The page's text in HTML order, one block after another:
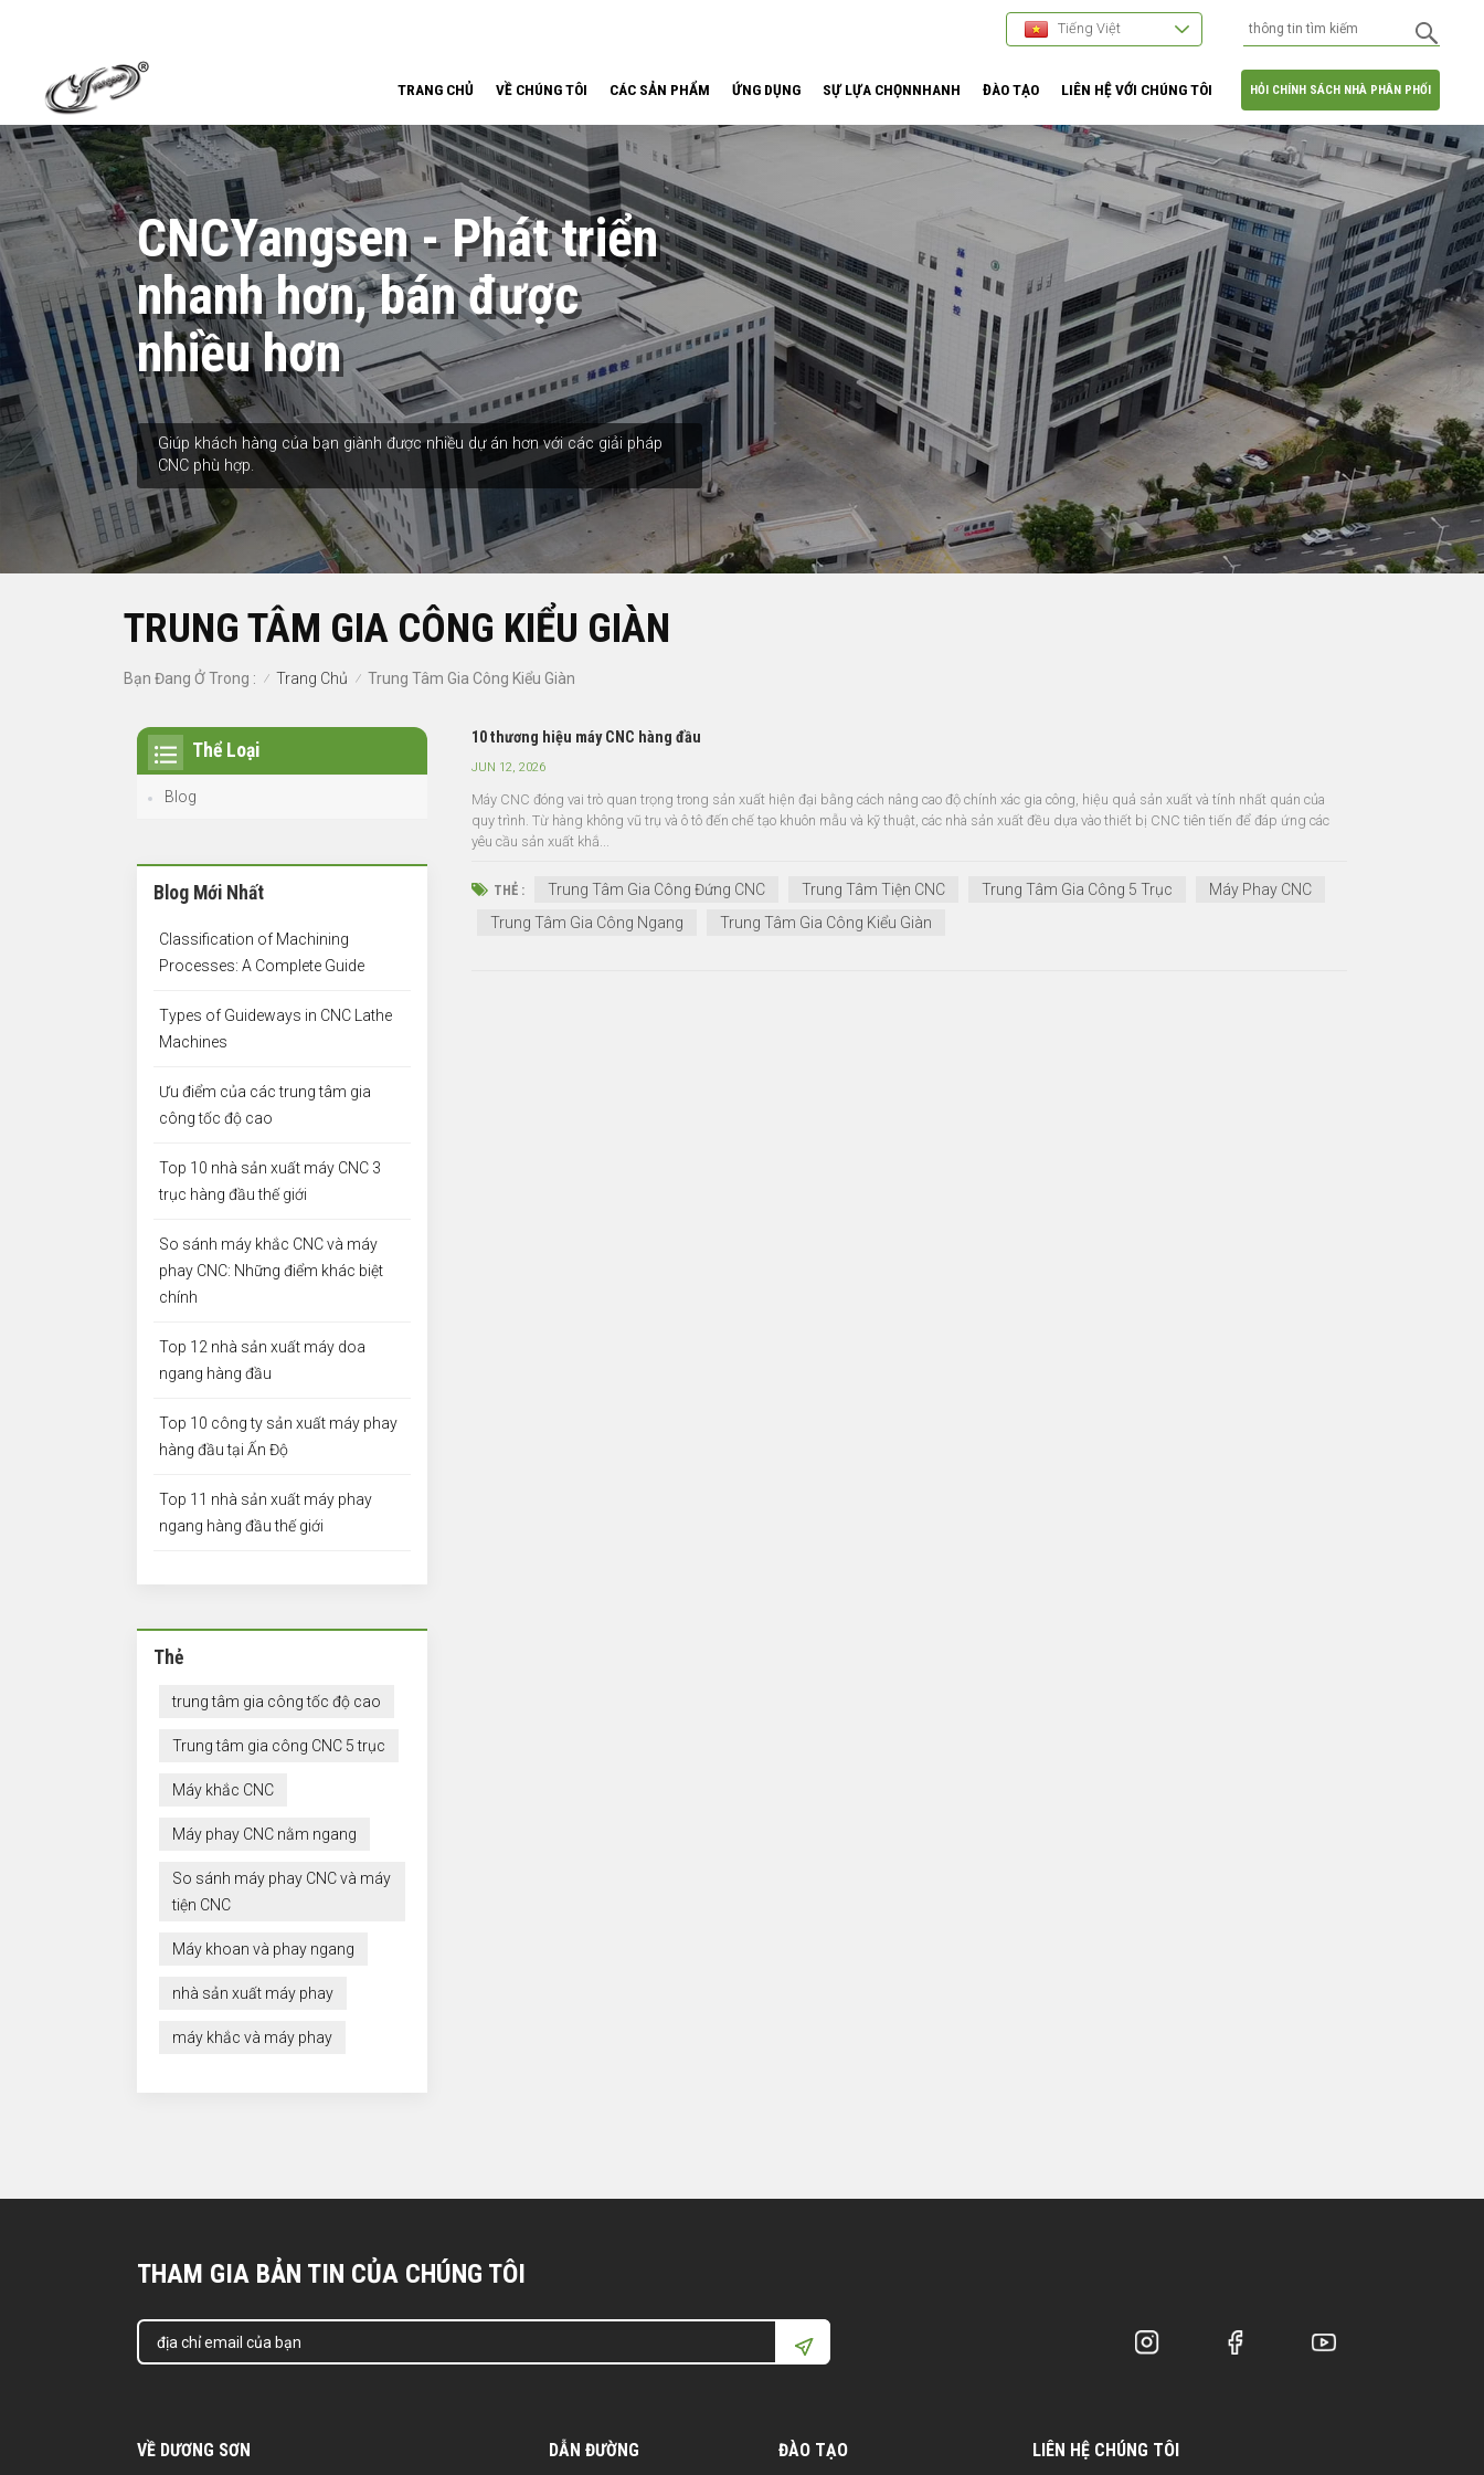
Tiếng Việt
HỎI CHÍNH SÁCH NHÀ PHÂN PHỐI
TRANG CHỦ VỀ CHÚNG TÔI CÁC SẢN PHẨM ỨNG DỤNG SỰ LỰA CHỌNNHANH ĐÀO TẠO LIÊN HỆ VỚI CHÚNG TÔI
CNCYangsen - Phát triển
nhanh hơn, bán được
nhiều hơn
Giúp khách hàng của bạn giành được nhiều dự án hơn với các giải pháp
CNC phù hợp.
TRUNG TÂM GIA CÔNG KIỂU GIÀN
Bạn Đang Ở Trong : / Trang Chủ / Trung Tâm Gia Công Kiểu Giàn
10 thương hiệu máy CNC hàng đầu
JUN 12, 2026
Máy CNC đóng vai trò quan trọng trong sản xuất hiện đại bằng cách nâng cao độ chính xác gia công, hiệu quả sản xuất và tính nhất quán của
quy trình. Từ hàng không vũ trụ và ô tô đến chế tạo khuôn mẫu và kỹ thuật, các nhà sản xuất đều dựa vào thiết bị CNC tiên tiến để đáp ứng các
yêu cầu sản xuất khắ...
THẺ : Trung Tâm Gia Công Đứng CNC Trung Tâm Tiện CNC Trung Tâm Gia Công 5 Trục
Máy Phay CNC
Trung Tâm Gia Công Ngang
Trung Tâm Gia Công Kiểu Giàn
Thể Loại
Blog
Blog Mới Nhất
Classification of Machining
Processes: A Complete Guide
Types of Guideways in CNC Lathe
Machines
Ưu điểm của các trung tâm gia
công tốc độ cao
Top 10 nhà sản xuất máy CNC 3
trục hàng đầu thế giới
So sánh máy khắc CNC và máy
phay CNC: Những điểm khác biệt
chính
Top 12 nhà sản xuất máy doa
ngang hàng đầu
Top 10 công ty sản xuất máy phay
hàng đầu tại Ấn Độ
Top 11 nhà sản xuất máy phay
ngang hàng đầu thế giới
Thẻ
trung tâm gia công tốc độ cao
Trung tâm gia công CNC 5 trục
Máy khắc CNC
Máy phay CNC nằm ngang
So sánh máy phay CNC và máy
tiện CNC
Máy khoan và phay ngang
nhà sản xuất máy phay
máy khắc và máy phay
THAM GIA BẢN TIN CỦA CHÚNG TÔI
VỀ DƯƠNG SƠN DẪN ĐƯỜNG ĐÀO TẠO LIÊN HỆ CHÚNG TÔI